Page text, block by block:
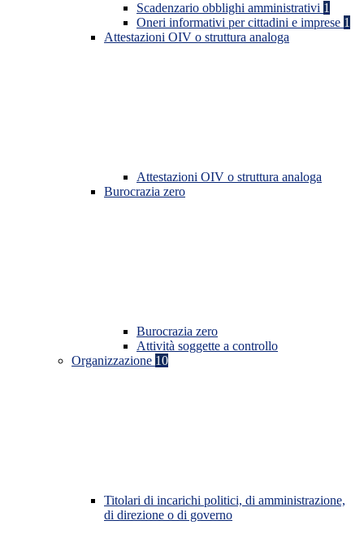
Scadenzario obblighi amministrativi 1
Oneri informativi per cittadini e imprese 1
Attestazioni OIV o struttura analoga
Attestazioni OIV o struttura analoga
Burocrazia zero
Burocrazia zero
Attività soggette a controllo
Organizzazione 10
Titolari di incarichi politici, di amministrazione,
di direzione o di governo